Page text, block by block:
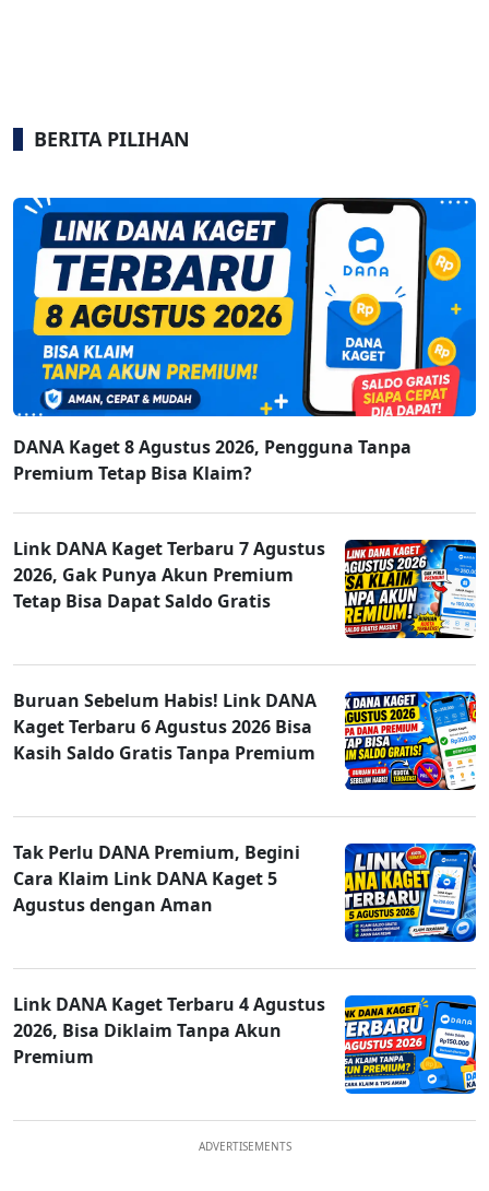
BERITA PILIHAN
DANA Kaget 8 Agustus 2026, Pengguna Tanpa
Premium Tetap Bisa Klaim?
Link DANA Kaget Terbaru 7 Agustus
2026, Gak Punya Akun Premium
Tetap Bisa Dapat Saldo Gratis
Buruan Sebelum Habis! Link DANA
Kaget Terbaru 6 Agustus 2026 Bisa
Kasih Saldo Gratis Tanpa Premium
Tak Perlu DANA Premium, Begini
Cara Klaim Link DANA Kaget 5
Agustus dengan Aman
Link DANA Kaget Terbaru 4 Agustus
2026, Bisa Diklaim Tanpa Akun
Premium
ADVERTISEMENTS